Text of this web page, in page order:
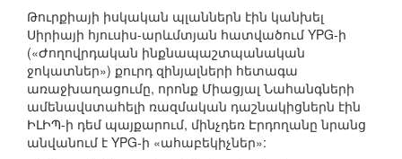
Թուրքիայի իսկական պլաններն էին կանխել
Սիրիայի հյուսիս-արևմտյան հատվածում YPG-ի
(«Ժողովրդական ինքնապաշտպանական
ջոկատներ») քուրդ զինյալների հետագա
առաջխաղացումը, որոնք Միացյալ Նահանգների
ամենավստահելի ռազմական դաշնակիցներն էին
ԻԼԻՊ-ի դեմ պայքարում, մինչդեռ Էրդողանը նրանց
անվանում է YPG-ի «ահաբեկիչներ»: